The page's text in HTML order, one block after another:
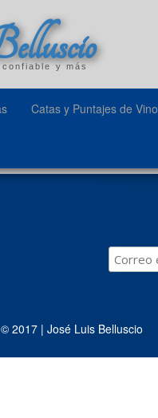
y más
Catas y Puntajes de Vino
2017 | José Luis Belluscio